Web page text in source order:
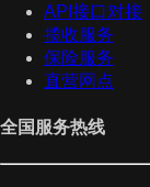
API接口对接
揽收服务
保险服务
直营网点
全国服务热线